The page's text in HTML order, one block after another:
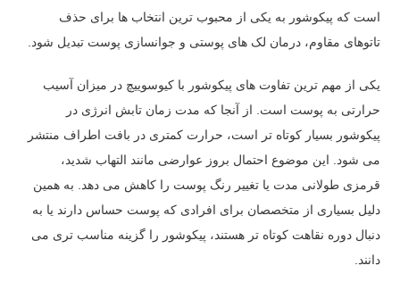
است که پیکوشور به یکی از محبوب ترین انتخاب ها برای حذف
تاتوهای مقاوم، درمان لک های پوستی و جوانسازی پوست تبدیل شود.
یکی از مهم ترین تفاوت های پیکوشور با کیوسوییچ در میزان آسیب
حرارتی به پوست است. از آنجا که مدت زمان تابش انرژی در
پیکوشور بسیار کوتاه تر است، حرارت کمتری در بافت اطراف منتشر
می شود. این موضوع احتمال بروز عوارضی مانند التهاب شدید،
قرمزی طولانی مدت یا تغییر رنگ پوست را کاهش می دهد. به همین
دلیل بسیاری از متخصصان برای افرادی که پوست حساس دارند یا به
دنبال دوره نقاهت کوتاه تر هستند، پیکوشور را گزینه مناسب تری می
دانند.